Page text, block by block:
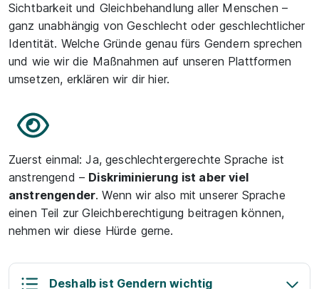
Sichtbarkeit und Gleichbehandlung aller Menschen –
ganz unabhängig von Geschlecht oder geschlechtlicher
Identität. Welche Gründe genau fürs Gendern sprechen
und wie wir die Maßnahmen auf unseren Plattformen
umsetzen, erklären wir dir hier.
Zuerst einmal: Ja, geschlechtergerechte Sprache ist
anstrengend – Diskriminierung ist aber viel
anstrengender. Wenn wir also mit unserer Sprache
einen Teil zur Gleichberechtigung beitragen können,
nehmen wir diese Hürde gerne.
Deshalb ist Gendern wichtig